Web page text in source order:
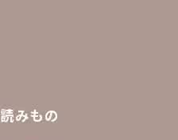
読みもの